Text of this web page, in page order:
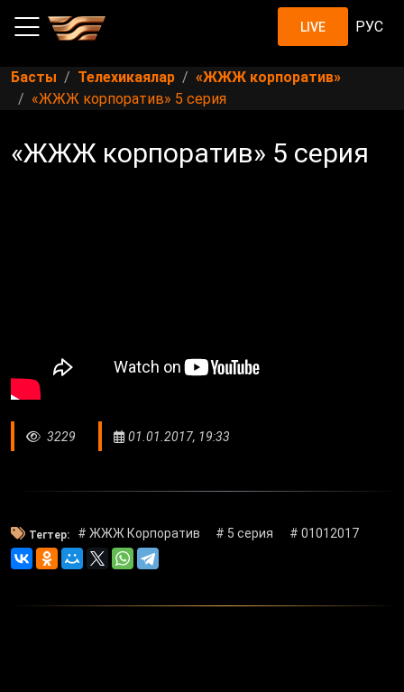
LIVE РУС
Басты Телехикаялар
«ЖЖЖ корпоратив»
«ЖЖЖ корпоратив» 5 серия
«ЖЖЖ корпоратив» 5 серия
3229 01.01.2017, 19:33
Тегтер: # ЖЖЖ Корпоратив # 5 серия # 01012017